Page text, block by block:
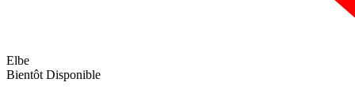
Elbe
Bientôt Disponible